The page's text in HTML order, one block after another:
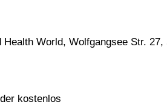
Health World, Wolfgangsee Str. 27,
kostenlos